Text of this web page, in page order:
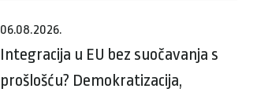
06.08.2026.
Integracija u EU bez suočavanja s
prošlošću? Demokratizacija,